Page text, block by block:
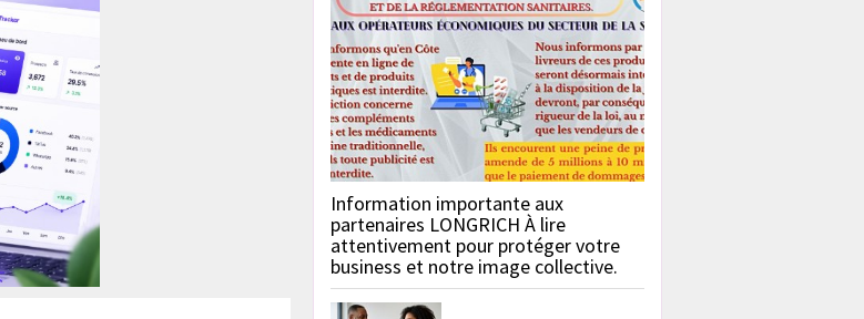
Information importante aux
partenaires LONGRICH À lire
attentivement pour protéger votre
business et notre image collective.